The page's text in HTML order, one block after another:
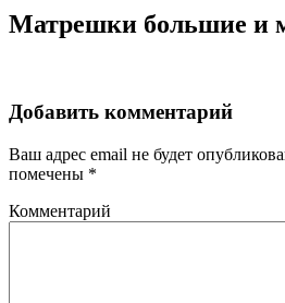
Матрешки большие и
Добавить комментарий
Ваш адрес email не будет
помечены *
Комментарий